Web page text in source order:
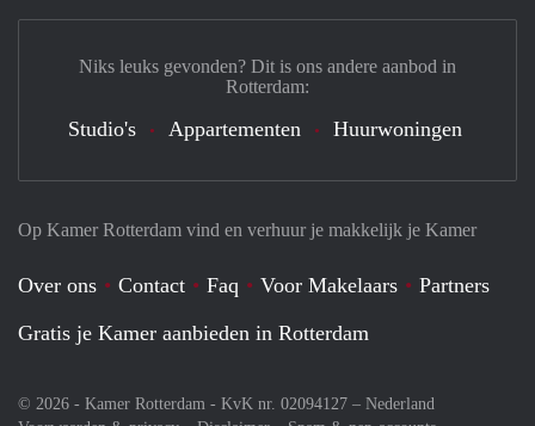
Op Kamer Rotterdam vind en verhuur je makkelijk je Kamer
Over ons Contact Faq Voor Makelaars
Partners
Gratis je Kamer aanbieden in Rotterdam
© 2026 - Kamer Rotterdam - KvK nr. 02094127 – Nederland
Niks leuks gevonden? Dit is ons andere aanbod in
Rotterdam:
Studio's Appartementen Huurwoningen